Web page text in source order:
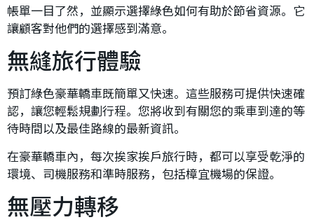
帳單一目了然，並顯示選擇綠色如何有助於節省資源。它
讓顧客對他們的選擇感到滿意。
無縫旅行體驗
預訂綠色豪華轎車既簡單又快速。這些服務可提供快速確
認，讓您輕鬆規劃行程。您將收到有關您的乘車到達的等
待時間以及最佳路線的最新資訊。
在豪華轎車內，每次挨家挨戶旅行時，都可以享受乾淨的
環境、司機服務和準時服務，包括樟宜機場的保證。
無壓力轉移